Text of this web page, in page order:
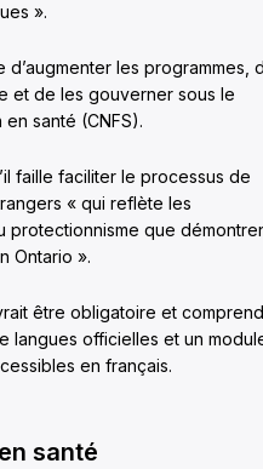
».
les programmes,
et de les gouverner sous le
santé (CNFS).
faille faciliter le processus de
« qui reflète les
protectionnisme que
Ontario ».
être obligatoire et
langues officielles et un
en français.
santé